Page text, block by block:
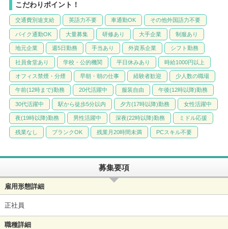
こだわりポイント！
交通費別途支給 英語力不要 車通勤OK その他外国語力不要
バイク通勤OK 大量募集 研修あり 大手企業 制服あり
地元企業 週5日勤務 手当あり 外資系企業 シフト勤務
社員食堂あり 学校・公的機関 平日休みあり 時給1000円以上
オフィス禁煙・分煙 早朝・朝の仕事 経験者歓迎 少人数の職場
午前(12時まで)勤務 20代活躍中 服装自由 午後(12時以降)勤務
30代活躍中 駅から徒歩5分以内 夕方(17時以降)勤務 女性活躍中
夜(19時以降)勤務 男性活躍中 深夜(22時以降)勤務 ミドル応援
残業なし ブランクOK 残業月20時間未満 PCスキル不要
募集要項
雇用形態詳細
正社員
職種詳細